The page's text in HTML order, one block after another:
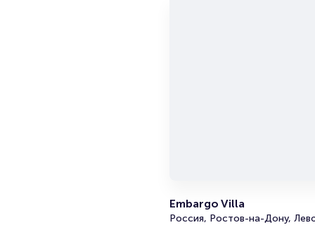
Embargo Villa
Россия, Ростов-на-Дону,